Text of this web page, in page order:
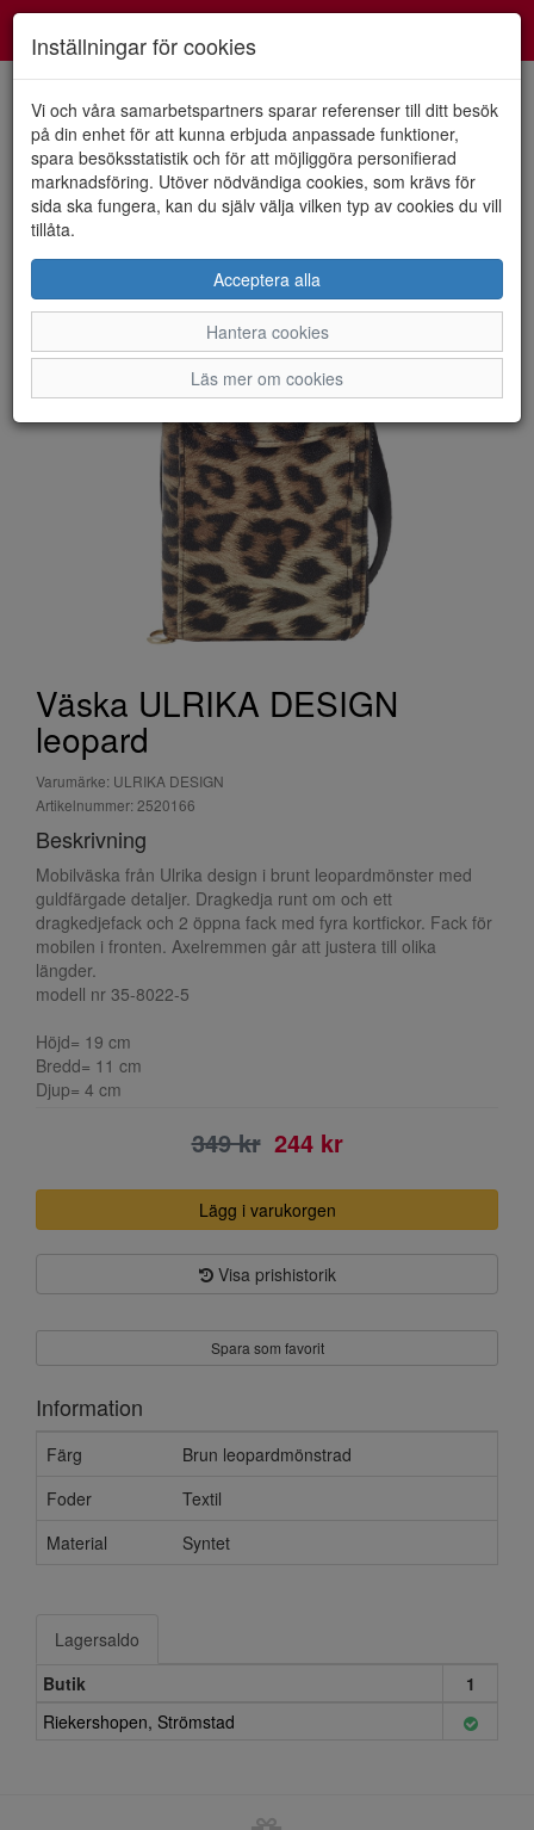
HEM ULRIKA DESIGN
Väska ULRIKA DESIGN
leopard
Varumärke: ULRIKA DESIGN
Artikelnummer: 2520166
Beskrivning
Mobilväska från Ulrika design i brunt leopardmönster med
guldfärgade detaljer. Dragkedja runt om och ett
dragkedjefack och 2 öppna fack med fyra kortfickor. Fack för
mobilen i fronten. Axelremmen går att justera till olika
längder.
modell nr 35-8022-5
Höjd= 19 cm
Bredd= 11 cm
Djup= 4 cm
349 kr 244 kr
Lägg i varukorgen
Visa prishistorik
Spara som favorit
Information
Färg
Brun leopardmönstrad
Foder
Textil
Material
Syntet
Lagersaldo
Butik
1
Riekershopen, Strömstad
Inställningar för cookies
Vi och våra samarbetspartners sparar referenser till ditt besök
på din enhet för att kunna erbjuda anpassade funktioner,
spara besöksstatistik och för att möjliggöra personifierad
marknadsföring. Utöver nödvändiga cookies, som krävs för
sida ska fungera, kan du själv välja vilken typ av cookies du vill
tillåta.
Acceptera alla
Hantera cookies
Läs mer om cookies